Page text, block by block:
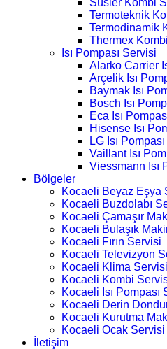
Termoteknik
Termodinamik
Thermex
Isı Pompası Servisi
Alarko Carrier
Arçelik Isı
Baymak Isı
Bosch Isı
Eca Isı
Hisense Isı
LG Isı
Vaillant Isı
Viessmann Isı
Bölgeler
Kocaeli Beyaz Eşya
Kocaeli Buzdolabı
Kocaeli Çamaşır
Kocaeli Bulaşık
Kocaeli Fırın Servisi
Kocaeli Televizyon
Kocaeli Klima Servisi
Kocaeli Kombi
Kocaeli Isı Pompası
Kocaeli Derin
Kocaeli Kurutma
Kocaeli Ocak Servisi
İletişim